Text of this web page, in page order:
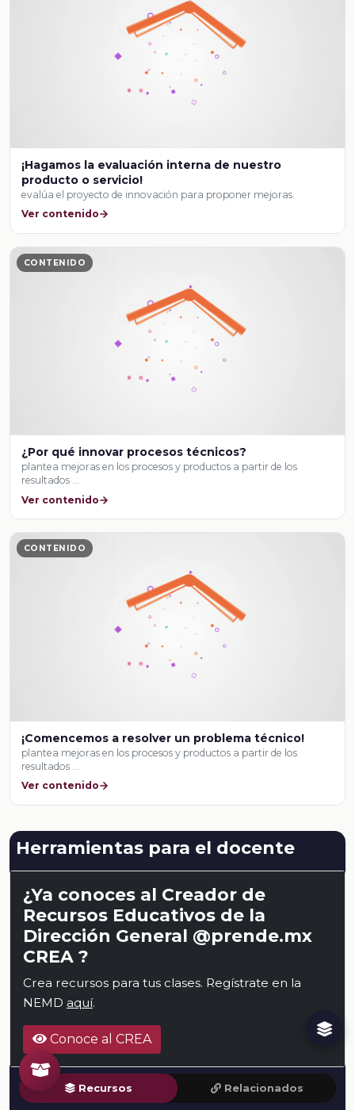
¡Hagamos la evaluación interna de nuestro
producto o servicio!
evalúa el proyecto de innovación para proponer mejoras.
Ver contenido
CONTENIDO
¿Por qué innovar procesos técnicos?
plantea mejoras en los procesos y productos a partir de los
resultados …
Ver contenido
CONTENIDO
¡Comencemos a resolver un problema técnico!
plantea mejoras en los procesos y productos a partir de los
resultados …
Ver contenido
Herramientas para el docente
¿Ya conoces al Creador de
Recursos Educativos de la
Dirección General @prende.mx
CREA ?
Crea recursos para tus clases. Regístrate en la
NEMD aquí.
Conoce al CREA
Recursos Relacionados